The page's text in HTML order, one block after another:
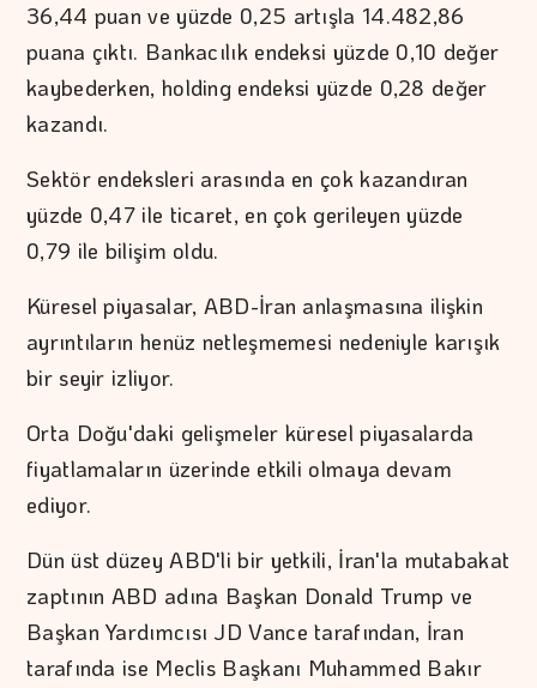
36,44 puan ve yüzde 0,25 artışla 14.482,86
puana çıktı. Bankacılık endeksi yüzde 0,10 değer
kaybederken, holding endeksi yüzde 0,28 değer
kazandı.
Sektör endeksleri arasında en çok kazandıran
yüzde 0,47 ile ticaret, en çok gerileyen yüzde
0,79 ile bilişim oldu.
Küresel piyasalar, ABD-İran anlaşmasına ilişkin
ayrıntıların henüz netleşmemesi nedeniyle karışık
bir seyir izliyor.
Orta Doğu'daki gelişmeler küresel piyasalarda
fiyatlamaların üzerinde etkili olmaya devam
ediyor.
Dün üst düzey ABD'li bir yetkili, İran'la mutabakat
zaptının ABD adına Başkan Donald Trump ve
Başkan Yardımcısı JD Vance tarafından, İran
tarafında ise Meclis Başkanı Muhammed Bakır